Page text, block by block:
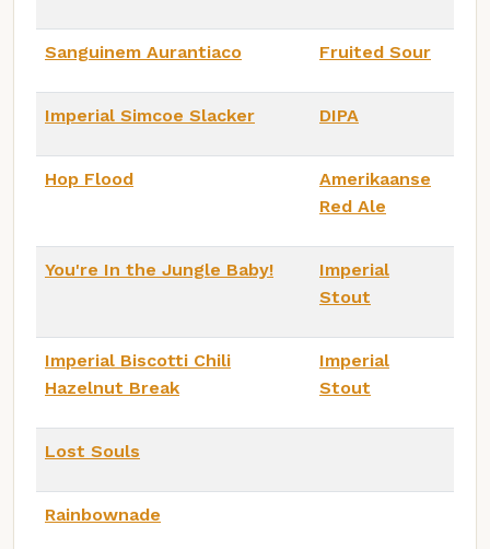
Sanguinem Aurantiaco Fruited Sour
Imperial Simcoe Slacker DIPA
Hop Flood
Amerikaanse
Red Ale
You're In the Jungle Baby!
Imperial
Stout
Imperial Biscotti Chili
Hazelnut Break
Imperial
Stout
Lost Souls
Rainbownade